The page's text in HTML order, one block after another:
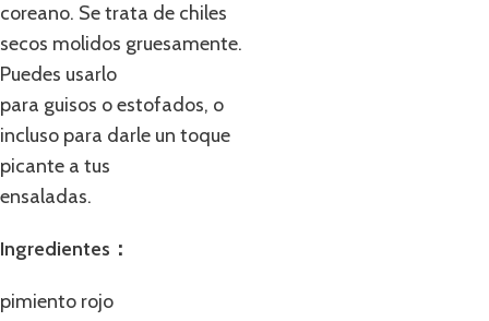
coreano. Se trata de chiles
secos molidos gruesamente.
Puedes usarlo
para guisos o estofados, o
incluso para darle un toque
picante a tus
ensaladas.
Ingredientes：
pimiento rojo